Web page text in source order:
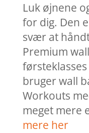
Luk øjnene
for dig. Den
svær at
Premium
bruger wall
Workouts
meget mere
mere her